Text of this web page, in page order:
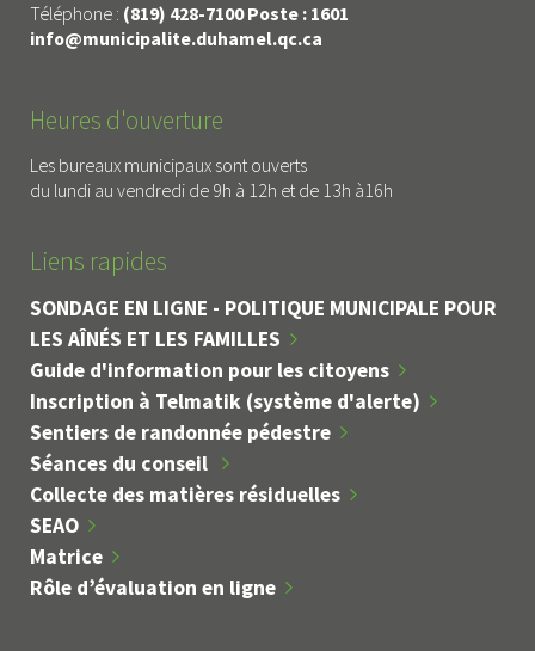
Téléphone : (819) 428-7100 Poste : 1601
info@municipalite.duhamel.qc.ca
Heures d'ouverture
Les bureaux municipaux sont ouverts
du lundi au vendredi de 9h à 12h et de 13h à16h
Liens rapides
SONDAGE EN LIGNE - POLITIQUE MUNICIPALE POUR
LES AÎNÉS ET LES FAMILLES
Guide d'information pour les citoyens
Inscription à Telmatik (système d'alerte)
Sentiers de randonnée pédestre
Séances du conseil
Collecte des matières résiduelles
SEAO
Matrice
Rôle d’évaluation en ligne